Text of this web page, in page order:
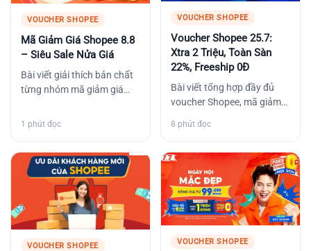
VOUCHER SHOPEE
Mã Giảm Giá Shopee 8.8
– Siêu Sale Nửa Giá
Bài viết giải thích bản chất
từng nhóm mã giảm giá
Sale Nửa Giá 2026…
1 phút đọc
VOUCHER SHOPEE
Voucher Shopee 25.7:
Xtra 2 Triệu, Toàn Sàn
22%, Freeship 0Đ
Bài viết tổng hợp đầy đủ
voucher Shopee, mã giảm
25.7 – Sale Cuối Tháng…
8 phút đọc
VOUCHER SHOPEE VOUCHER SHOPEE